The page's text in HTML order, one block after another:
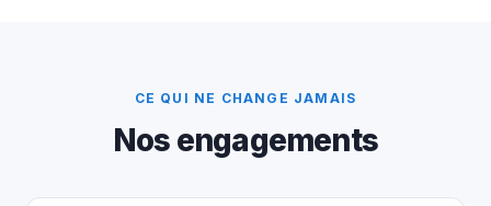
CE QUI NE CHANGE JAMAIS
Nos engagements